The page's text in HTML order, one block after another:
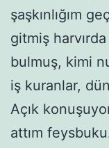
şaşkınlığım
gitmiş
bulmuş, kimi
iş kuranlar,
Açık
attım